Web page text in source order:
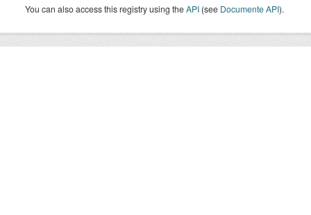
You can also access this registry using theAPI (see Documente API).